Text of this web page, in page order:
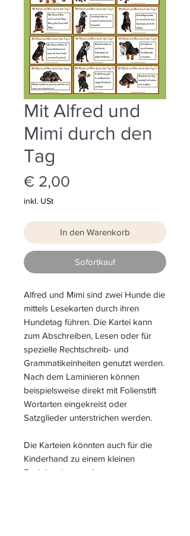
Mit Alfred und
Mimi durch den
Tag
€ 2,00
inkl. USt
In den Warenkorb
Sofortkauf
Alfred und Mimi sind zwei Hunde die
mittels Lesekarten durch ihren
Hundetag führen. Die Kartei kann
zum Abschreiben, Lesen oder für
spezielle Rechtschreib- und
Grammatikeinheiten genutzt werden.
Nach dem Laminieren können
beispielsweise direkt mit Folienstift
Wortarten eingekreist oder
Satzglieder unterstrichen werden.
Die Karteien könnten auch für die
Kinderhand zu einem kleinen
Buch kopiert werden.